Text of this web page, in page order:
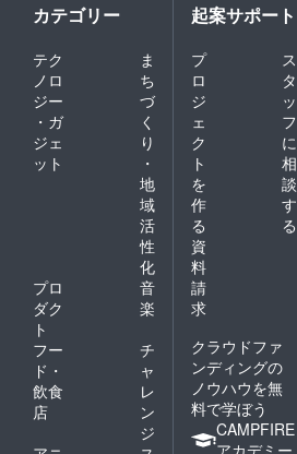
カテゴリー
テク
ノロ
ジー
・ガ
ジェ
ット
ま
ち
づ
く
り
・
地
域
活
性
化
プロ
ダク
ト
音
楽
フー
ド・
飲食
店
チ
ャ
レ
ン
ジ
起案サポート
プ
ロ
ジ
ェ
ク
ト
を
作
る
ス
タ
ッ
フ
に
相
談
す
る
資
料
請
求
クラウドファ
ンディングの
ノウハウを無
料で学ぼう
CAMPFIRE
アカデミー